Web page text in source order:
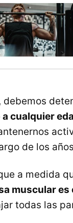
debemos
cualquier
de los
a medida
muscular es
todas las